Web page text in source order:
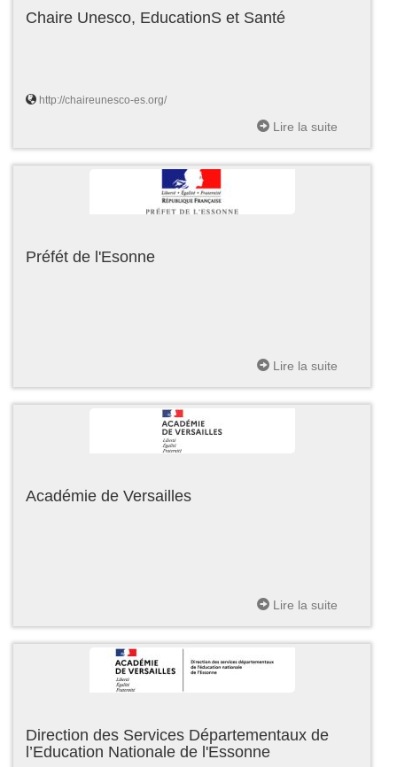
Chaire Unesco, EducationS et Santé
http://chaireunesco-es.org/
Lire la suite
Préfét de l'Esonne
Lire la suite
Académie de Versailles
Lire la suite
Direction des Services Départementaux de
l’Education Nationale de l'Essonne